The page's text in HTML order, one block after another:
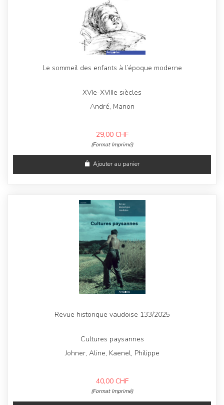
Le sommeil des enfants à l’époque moderne
XVIe-XVIIIe siècles
André, Manon
29,00 CHF
(Format Imprimé)
Ajouter au panier
Revue historique vaudoise 133/2025
Cultures paysannes
Johner, Aline, Kaenel, Philippe
40,00 CHF
(Format Imprimé)